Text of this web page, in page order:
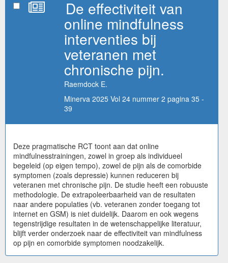
De effectiviteit van
online mindfulness
interventies bij
veteranen met
chronische pijn.
Raemdock E.
Minerva 2025 Vol 24 nummer 2 pagina 35 -
39
Deze pragmatische RCT toont aan dat online
mindfulnesstrainingen, zowel in groep als individueel
begeleid (op eigen tempo), zowel de pijn als de comorbide
symptomen (zoals depressie) kunnen reduceren bij
veteranen met chronische pijn. De studie heeft een robuuste
methodologie. De extrapoleerbaarheid van de resultaten
naar andere populaties (vb. veteranen zonder toegang tot
internet en GSM) is niet duidelijk. Daarom en ook wegens
tegenstrijdige resultaten in de wetenschappelijke literatuur,
blijft verder onderzoek naar de effectiviteit van mindfulness
op pijn en comorbide symptomen noodzakelijk.